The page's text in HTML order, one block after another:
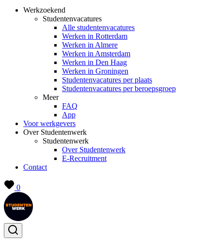
Werkzoekend
Studentenvacatures
Alle studentenvacatures
Werken in Rotterdam
Werken in Almere
Werken in Amsterdam
Werken in Den Haag
Werken in Groningen
Studentenvacatures per plaats
Studentenvacatures per beroepsgroep
Meer
FAQ
App
Voor werkgevers
Over Studentenwerk
Studentenwerk
Over Studentenwerk
E-Recruitment
Contact
0